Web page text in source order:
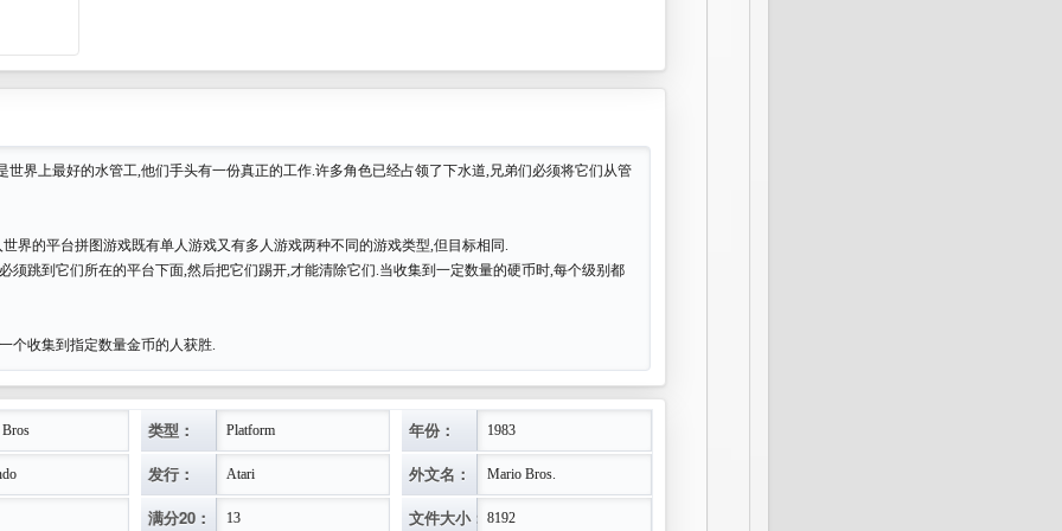
世界上最好的水管工,他们手头有一份真正的工作.许多角色已经占领了下水道,兄弟们必须将它们从管
界的平台拼图游戏既有单人游戏又有多人游戏两种不同的游戏类型,但目标相同.
须跳到它们所在的平台下面,然后把它们踢开,才能清除它们.当收集到一定数量的硬币时,每个级别都
个收集到指定数量金币的人获胜.
类型： Platform 年份： 1983
发行： Atari 外文名： Mario Bros.
满分20： 13 文件大小： 8192